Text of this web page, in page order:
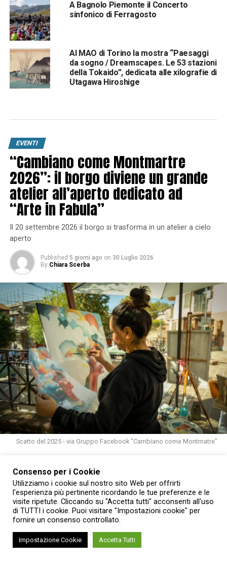
A Bagnolo Piemonte il Concerto
sinfonico di Ferragosto
Al MAO di Torino la mostra “Paesaggi
da sogno / Dreamscapes. Le 53 stazioni
della Tokaido”, dedicata alle xilografie di
Utagawa Hiroshige
EVENTI
“Cambiano come Montmartre
2026”: il borgo diviene un grande
atelier all’aperto dedicato ad
“Arte in Fabula”
Il 20 settembre 2026 il borgo si trasforma in un atelier a cielo
aperto
Published 5 giorni ago on 30 Luglio 2026
By Chiara Scerba
Scatto del 2025 - via Gruppo Facebook "Cambiano come Montmatre"
CAMBIANO –Per un’intera giornata, i vicoli e le piazze del
centro storico di Cambiano si vestiranno delle atmosfere
bohème del celebre quartiere parigino.Domenica 20
settembre 2026torna“Cambiano come Montmartre”
lo storico appuntamento giunto alla sua 39ª edizione,
pronto a trasformare il paese in un laboratorio creativo a
Consenso per i Cookie
Utilizziamo i cookie sul nostro sito Web per offrirti
l'esperienza più pertinente ricordando le tue preferenze e le
visite ripetute. Cliccando su "Accetta tutti" acconsenti all'uso
di TUTTI i cookie. Puoi visitare "Impostazioni cookie" per
fornire un consenso controllato.
Impostazione Cookie Accetta Tutti